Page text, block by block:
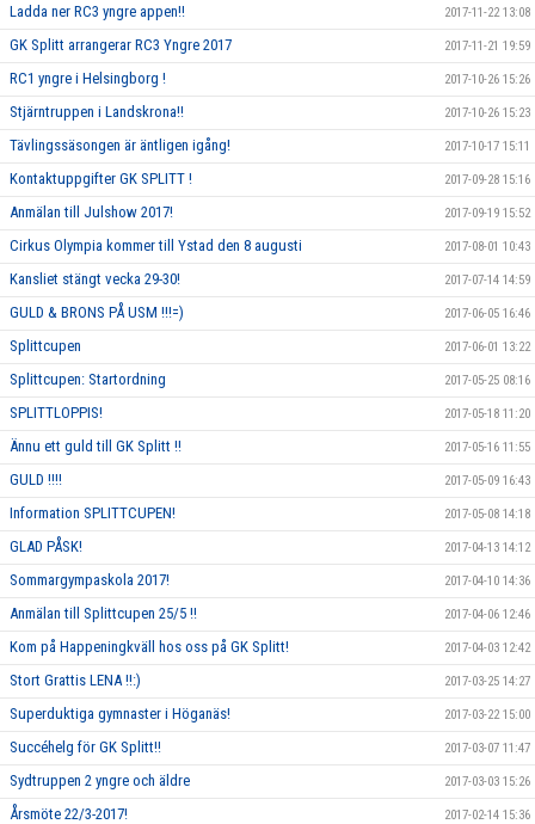
Ladda ner RC3 yngre appen!! 2017-11-22 13:08
GK Splitt arrangerar RC3 Yngre 2017 2017-11-21 19:59
RC1 yngre i Helsingborg ! 2017-10-26 15:26
Stjärntruppen i Landskrona!! 2017-10-26 15:23
Tävlingssäsongen är äntligen igång! 2017-10-17 15:11
Kontaktuppgifter GK SPLITT ! 2017-09-28 15:16
Anmälan till Julshow 2017! 2017-09-19 15:52
Cirkus Olympia kommer till Ystad den 8 augusti 2017-08-01 10:43
Kansliet stängt vecka 29-30! 2017-07-14 14:59
GULD & BRONS PÅ USM !!!=) 2017-06-05 16:46
Splittcupen 2017-06-01 13:22
Splittcupen: Startordning 2017-05-25 08:16
SPLITTLOPPIS! 2017-05-18 11:20
Ännu ett guld till GK Splitt !! 2017-05-16 11:55
GULD !!!! 2017-05-09 16:43
Information SPLITTCUPEN! 2017-05-08 14:18
GLAD PÅSK! 2017-04-13 14:12
Sommargympaskola 2017! 2017-04-10 14:36
Anmälan till Splittcupen 25/5 !! 2017-04-06 12:46
Kom på Happeningkväll hos oss på GK Splitt! 2017-04-03 12:42
Stort Grattis LENA !!:) 2017-03-25 14:27
Superduktiga gymnaster i Höganäs! 2017-03-22 15:00
Succéhelg för GK Splitt!! 2017-03-07 11:47
Sydtruppen 2 yngre och äldre 2017-03-03 15:26
Årsmöte 22/3-2017! 2017-02-14 15:36